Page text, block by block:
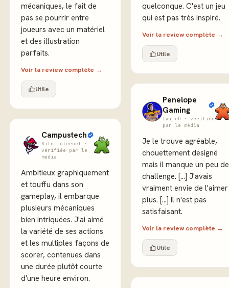
mécaniques, le fait de
pas se pourrir entre
joueurs avec un matériel
et des illustration
parfaits.
Voir la review complète →
Utile
Campustech
Site Internet ·
vérifiée par le
média
Ambitieux graphiquement
et touffu dans son
gameplay, il embarque
plusieurs mécaniques
bien intriquées. J'ai aimé
la variété de ses actions
et les multiples façons de
scorer, contenues dans
une durée plutôt courte
d'une heure environ.
quelconque. C'est un jeu
qui est pas très inspiré.
Voir la review complète →
Utile
Penelope
Gaming
Twitch · vérifiée
par le média
Je le trouve agréable,
chouettement designé
mais il manque un peu de
challenge. [...] J'avais
vraiment envie de l'aimer
plus. [...] Il n'est pas
satisfaisant.
Voir la review complète →
Utile